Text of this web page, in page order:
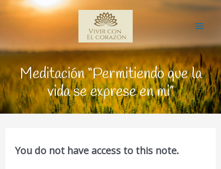
Meditación “Permitiendo que la
vida se exprese en mi”
You do not have access to this note.